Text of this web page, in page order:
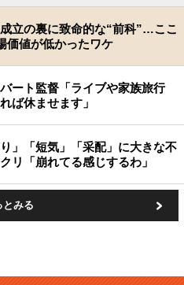
立の裏に致命的な“前科”…ここ
価値が低かったワケ
ート監督「ライブや家族旅行
ば休ませます」
」「短気」「采配」に大きな不
リ「崩れてる感じするわ」
とみる